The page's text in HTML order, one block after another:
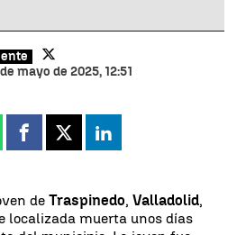
mayo de 2025, 12:51
Facebook
X Linkedin
de Traspinedo, Valladolid,
localizada muerta unos días